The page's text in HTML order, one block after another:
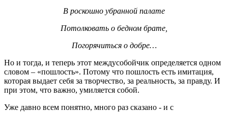
В роскошно убранной палате
Потолковать о бедном брате,
Погорячиться о добре…
Но и тогда, и теперь этот междусобойчик определяется одном
словом – «пошлость». Потому что пошлость есть имитация,
которая выдает себя за творчество, за реальность, за правду. И
при этом, что важно, умиляется собой.
Уже давно всем понятно, много раз сказано - и с